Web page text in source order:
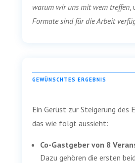
warum wir uns mit wem treffen,
Formate sind für die Arbeit
GEWÜNSCHTES ERGEBNIS
Ein Gerüst zur Steigerung des
das wie folgt aussieht:
Co-Gastgeber von 8
Dazu gehören die ersten